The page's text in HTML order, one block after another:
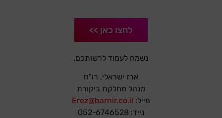
לחצו כאן >>
נשמח לעמוד לרשותכם,
ארז ישראלי, רו"ח
מנהל מחלקת ביקורת
מייל: Erez@barnir.co.il
נייד: 052-6746528